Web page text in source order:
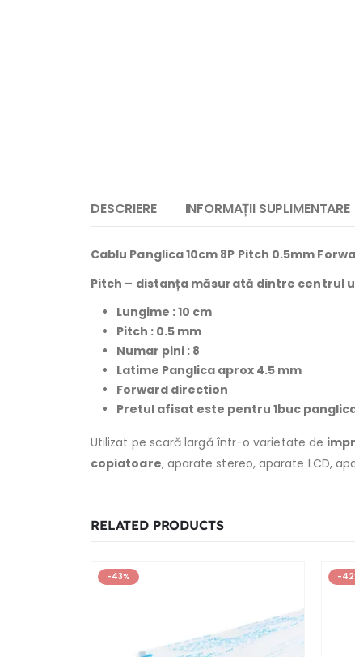
DESCRIERE INFORMAȚII SUPLIMENTARE
Cablu Panglica 10cm 8P Pitch 0.5mm
Pitch – distanța măsurată dintre centrul
Lungime : 10 cm
Pitch : 0.5 mm
Numar pini : 8
Latime Panglica aprox 4.5 mm
Forward direction
Pretul afisat este pentru 1buc
Utilizat pe scară largă într-o varietate de
copiatoare, aparate stereo, aparate LCD,
RELATED PRODUCTS
-43% -